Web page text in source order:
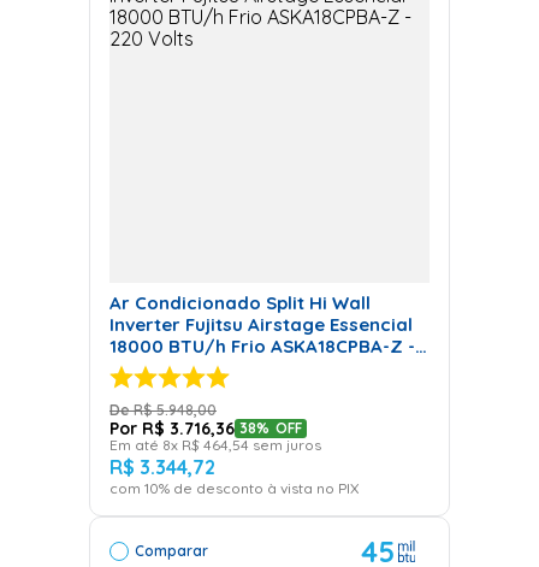
Ar Condicionado Split Hi Wall
Inverter Fujitsu Airstage Essencial
18000 BTU/h Frio ASKA18CPBA-Z -
220 Volts
R$ 5.948,00
R$ 3.716,36 38% OFF
Em até 8x R$ 464 54sem juros
R$ 3.344,72
com 10% de desconto à vista no PIX
Comparar 45